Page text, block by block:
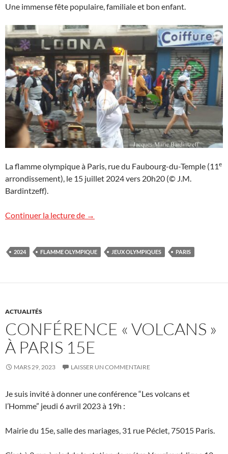
Une immense fête populaire, familiale et bon enfant.
La flamme olympique à Paris, rue du Faubourg-du-Temple (11e
arrondissement), le 15 juillet 2024 vers 20h20 (© J.M.
Bardintzeff).
Continuer la lecture de La flamme olympique traverse Paris
→
2024 FLAMME OLYMPIQUE JEUX OLYMPIQUES PARIS
ACTUALITÉS
CONFÉRENCE « VOLCANS »
À PARIS 15E
MARS 29, 2023 LAISSER UN COMMENTAIRE
Je suis invité à donner une conférence “Les volcans et
l’Homme” jeudi 6 avril 2023 à 19h :
Mairie du 15e, salle des mariages, 31 rue Péclet, 75015 Paris.